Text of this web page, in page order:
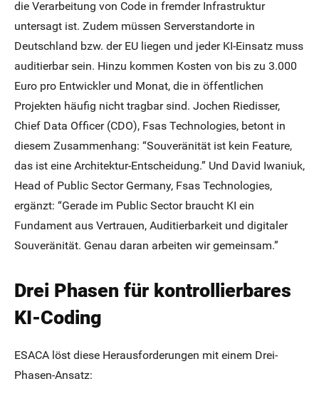
die Verarbeitung von Code in fremder Infrastruktur
untersagt ist. Zudem müssen Serverstandorte in
Deutschland bzw. der EU liegen und jeder KI-Einsatz muss
auditierbar sein. Hinzu kommen Kosten von bis zu 3.000
Euro pro Entwickler und Monat, die in öffentlichen
Projekten häufig nicht tragbar sind. Jochen Riedisser,
Chief Data Officer (CDO), Fsas Technologies, betont in
diesem Zusammenhang: “Souveränität ist kein Feature,
das ist eine Architektur-Entscheidung.” Und David Iwaniuk,
Head of Public Sector Germany, Fsas Technologies,
ergänzt: “Gerade im Public Sector braucht KI ein
Fundament aus Vertrauen, Auditierbarkeit und digitaler
Souveränität. Genau daran arbeiten wir gemeinsam.”
Drei Phasen für kontrollierbares
KI-Coding
ESACA löst diese Herausforderungen mit einem Drei-
Phasen-Ansatz: